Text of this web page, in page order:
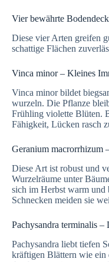
Vier bewährte
Diese vier Arten greifen
schattige Flächen
Vinca minor – Kleines
Vinca minor bildet
wurzeln. Die Pflanze
Frühling violette Blüten.
Fähigkeit, Lücken rasch
Geranium macrorrhizum
Diese Art ist robust und
Wurzelräume unter
sich im Herbst warm und
Schnecken meiden sie
Pachysandra terminalis –
Pachysandra liebt tiefen
kräftigen Blättern wie ein